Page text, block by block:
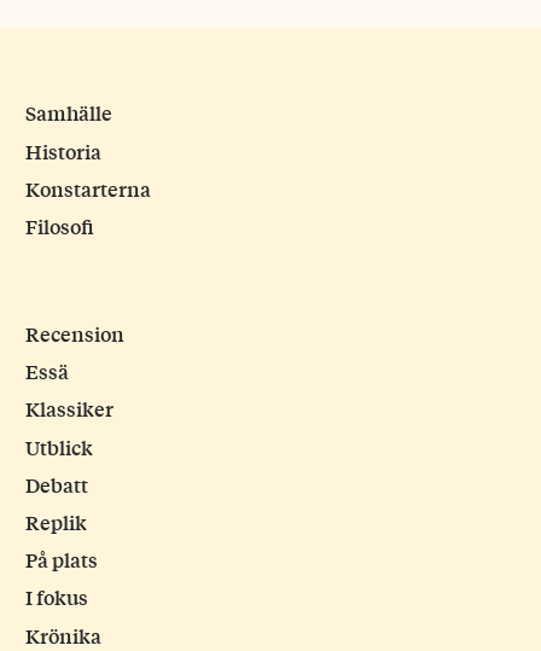
Samhälle
Historia
Konstarterna
Filosofi
Recension
Essä
Klassiker
Utblick
Debatt
Replik
På plats
I fokus
Krönika